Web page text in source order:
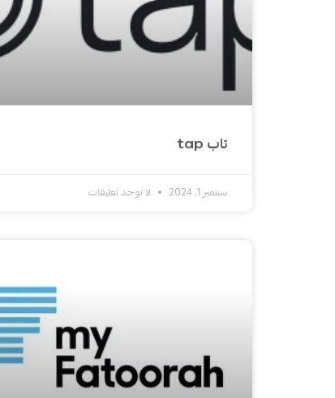
تاب tap
سبتمبر 1, 2024 لا توجد تعليقات